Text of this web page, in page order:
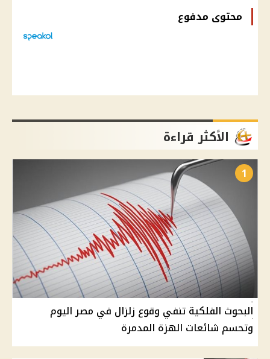
محتوى مدفوع
الأكثر قراءة
1
البحوث الفلكية تنفي وقوع زلزال في مصر اليوم
وتحسم شائعات الهزة المدمرة